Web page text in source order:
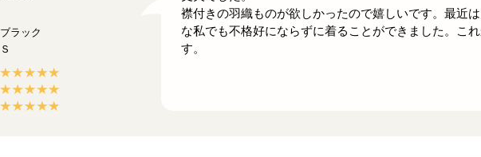
襟付きの羽織ものが欲しかったので嬉しいです。最近
な私でも不格好にならずに着ることができました。こ
す。
ブラック
Ｓ